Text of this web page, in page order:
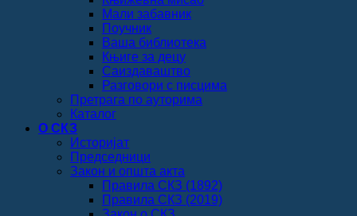
Мали забавник
Поучник
Ваша библиотека
Књиге за децу
Саиздаваштво
Разговори с писцима
Претрага по ауторима
Каталог
О СКЗ
Историјат
Председници
Закон и општа акта
Правила СКЗ (1892)
Правила СКЗ (2019)